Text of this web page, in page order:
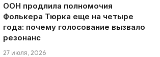
ООН продлила полномочия
Фолькера Тюрка еще на четыре
года: почему голосование вызвало
резонанс
27 июля, 2026